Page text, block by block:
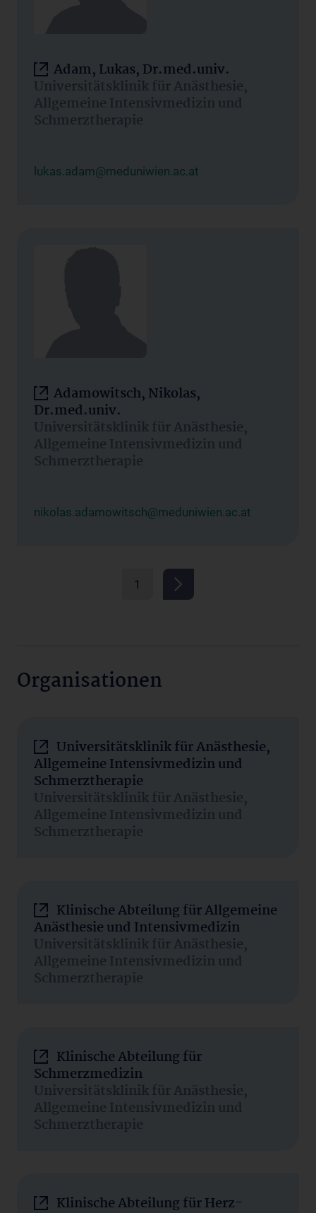
Adam, Lukas, Dr.med.univ.
Universitätsklinik für Anästhesie,
Allgemeine Intensivmedizin und
Schmerztherapie
lukas.adam@meduniwien.ac.at
Adamowitsch, Nikolas,
Dr.med.univ.
Universitätsklinik für Anästhesie,
Allgemeine Intensivmedizin und
Schmerztherapie
nikolas.adamowitsch@meduniwien.ac.at
1
Organisationen
Universitätsklinik für Anästhesie,
Allgemeine Intensivmedizin und
Schmerztherapie
Universitätsklinik für Anästhesie,
Allgemeine Intensivmedizin und
Schmerztherapie
Klinische Abteilung für Allgemeine
Anästhesie und Intensivmedizin
Universitätsklinik für Anästhesie,
Allgemeine Intensivmedizin und
Schmerztherapie
Klinische Abteilung für
Schmerzmedizin
Universitätsklinik für Anästhesie,
Allgemeine Intensivmedizin und
Schmerztherapie
Klinische Abteilung für Herz-